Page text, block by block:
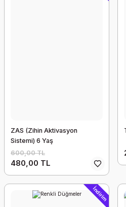
ZAS (Zihin Aktivasyon
Sistemi) 6 Yaş
600,00 TL
480,00 TL
İndirim